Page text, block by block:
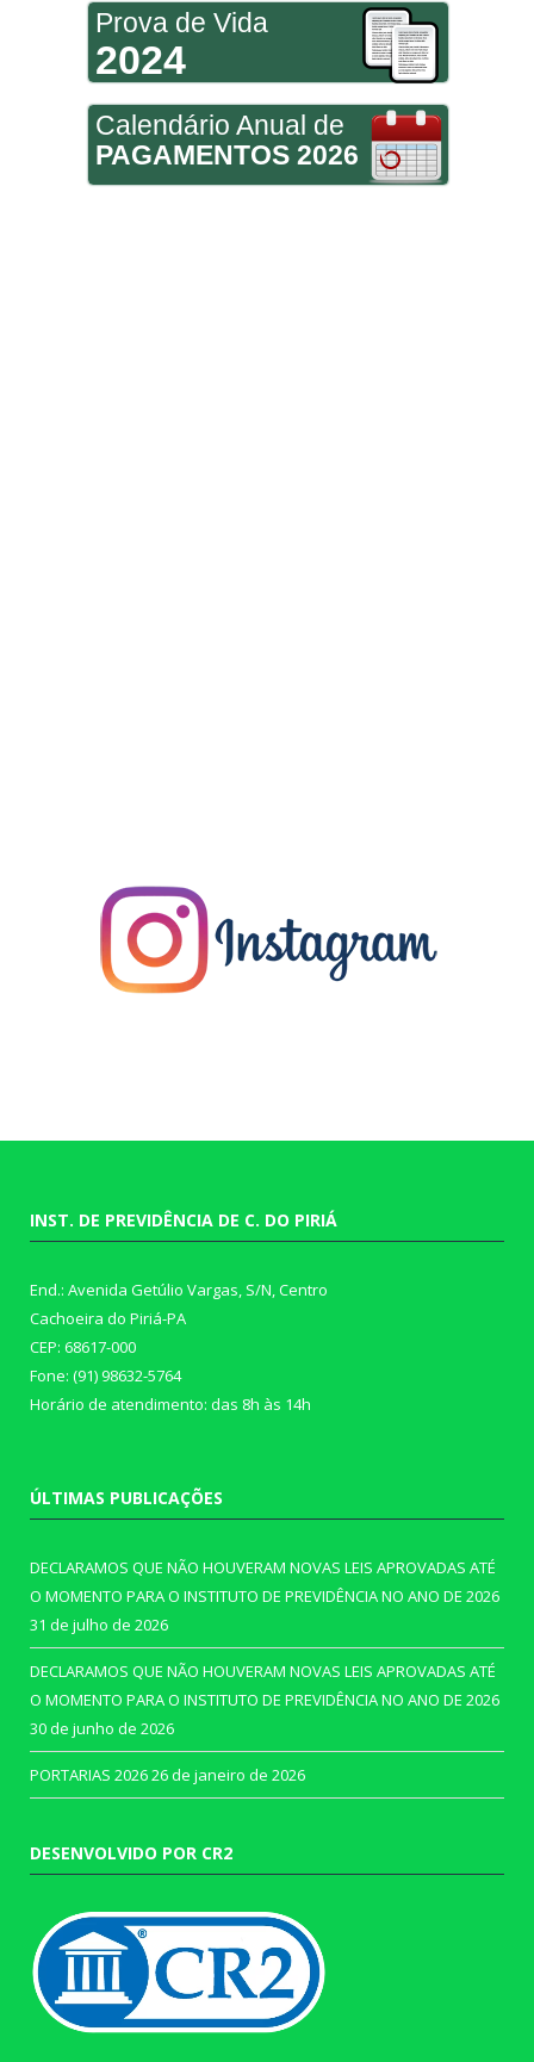
Prova de Vida
2024
Calendário Anual de
PAGAMENTOS 2026
INST. DE PREVIDÊNCIA DE C. DO PIRIÁ
End.: Avenida Getúlio Vargas, S/N, Centro
Cachoeira do Piriá-PA
CEP: 68617-000
Fone: (91) 98632-5764
Horário de atendimento: das 8h às 14h
ÚLTIMAS PUBLICAÇÕES
DECLARAMOS QUE NÃO HOUVERAM NOVAS LEIS APROVADAS ATÉ
O MOMENTO PARA O INSTITUTO DE PREVIDÊNCIA NO ANO DE 2026
31 de julho de 2026
DECLARAMOS QUE NÃO HOUVERAM NOVAS LEIS APROVADAS ATÉ
O MOMENTO PARA O INSTITUTO DE PREVIDÊNCIA NO ANO DE 2026
30 de junho de 2026
PORTARIAS 202626 de janeiro de 2026
DESENVOLVIDO POR CR2